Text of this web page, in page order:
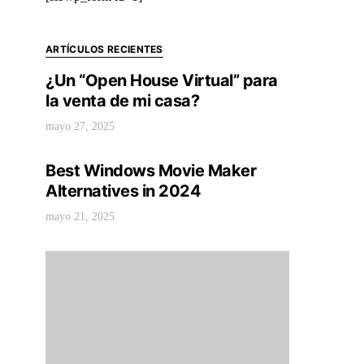
ARTÍCULOS RECIENTES
¿Un “Open House Virtual” para
la venta de mi casa?
mayo 27, 2025
Best Windows Movie Maker
Alternatives in 2024
mayo 21, 2025